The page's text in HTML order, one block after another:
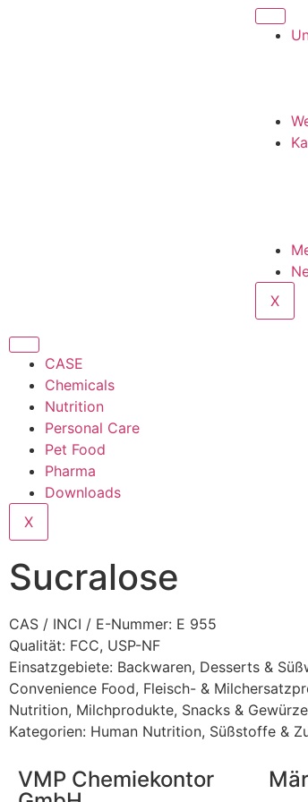
X
CASE
Chemicals
Nutrition
Personal Care
Pet Food
Pharma
Downloads
X
Sucralose
CAS / INCI / E-Nummer: E 955
Qualität: FCC, USP-NF
Einsatzgebiete: Backwaren, Desserts &
Convenience Food, Fleisch- &
Nutrition, Milchprodukte, Snacks & Gewürze
Kategorien: Human Nutrition, Süßstoffe &
VMP Chemiekontor